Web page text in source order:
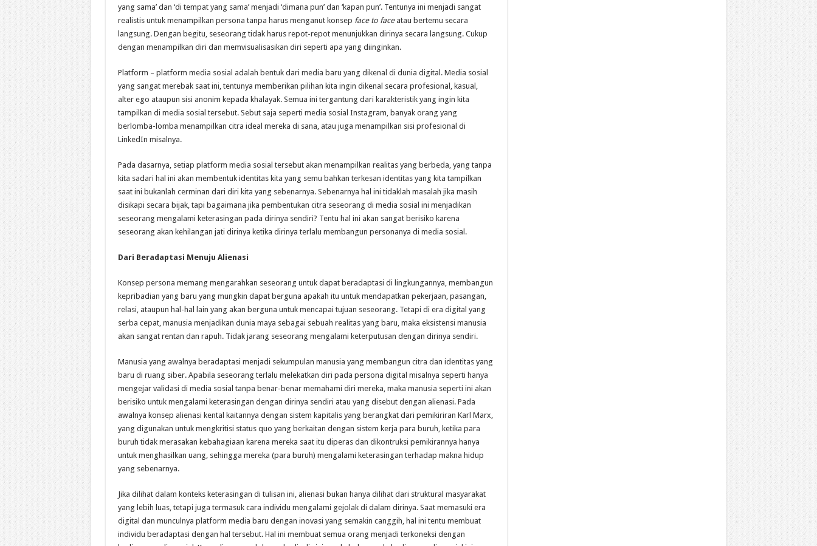
yang sama’ dan ‘di tempat yang sama’ menjadi ‘dimana pun’ dan ‘kapan pun’. Tentunya ini menjadi sangat
realistis untuk menampilkan persona tanpa harus menganut konsep face to faceatau bertemu secara
langsung. Dengan begitu, seseorang tidak harus repot-repot menunjukkan dirinya secara langsung. Cukup
dengan menampilkan diri dan memvisualisasikan diri seperti apa yang diinginkan.
Platform – platform media sosial adalah bentuk dari media baru yang dikenal di dunia digital. Media sosial
yang sangat merebak saat ini, tentunya memberikan pilihan kita ingin dikenal secara profesional, kasual,
alter ego ataupun sisi anonim kepada khalayak. Semua ini tergantung dari karakteristik yang ingin kita
tampilkan di media sosial tersebut. Sebut saja seperti media sosial Instagram, banyak orang yang
berlomba-lomba menampilkan citra ideal mereka di sana, atau juga menampilkan sisi profesional di
LinkedIn misalnya.
Pada dasarnya, setiap platform media sosial tersebut akan menampilkan realitas yang berbeda, yang tanpa
kita sadari hal ini akan membentuk identitas kita yang semu bahkan terkesan identitas yang kita tampilkan
saat ini bukanlah cerminan dari diri kita yang sebenarnya. Sebenarnya hal ini tidaklah masalah jika masih
disikapi secara bijak, tapi bagaimana jika pembentukan citra seseorang di media sosial ini menjadikan
seseorang mengalami keterasingan pada dirinya sendiri? Tentu hal ini akan sangat berisiko karena
seseorang akan kehilangan jati dirinya ketika dirinya terlalu membangun personanya di media sosial.
Dari Beradaptasi Menuju Alienasi
Konsep persona memang mengarahkan seseorang untuk dapat beradaptasi di lingkungannya, membangun
kepribadian yang baru yang mungkin dapat berguna apakah itu untuk mendapatkan pekerjaan, pasangan,
relasi, ataupun hal-hal lain yang akan berguna untuk mencapai tujuan seseorang. Tetapi di era digital yang
serba cepat, manusia menjadikan dunia maya sebagai sebuah realitas yang baru, maka eksistensi manusia
akan sangat rentan dan rapuh. Tidak jarang seseorang mengalami keterputusan dengan dirinya sendiri.
Manusia yang awalnya beradaptasi menjadi sekumpulan manusia yang membangun citra dan identitas yang
baru di ruang siber. Apabila seseorang terlalu melekatkan diri pada persona digital misalnya seperti hanya
mengejar validasi di media sosial tanpa benar-benar memahami diri mereka, maka manusia seperti ini akan
berisiko untuk mengalami keterasingan dengan dirinya sendiri atau yang disebut dengan alienasi. Pada
awalnya konsep alienasi kental kaitannya dengan sistem kapitalis yang berangkat dari pemikiriran Karl Marx,
yang digunakan untuk mengkritisi status quo yang berkaitan dengan sistem kerja para buruh, ketika para
buruh tidak merasakan kebahagiaan karena mereka saat itu diperas dan dikontruksi pemikirannya hanya
untuk menghasilkan uang, sehingga mereka (para buruh) mengalami keterasingan terhadap makna hidup
yang sebenarnya.
Jika dilihat dalam konteks keterasingan di tulisan ini, alienasi bukan hanya dilihat dari struktural masyarakat
yang lebih luas, tetapi juga termasuk cara individu mengalami gejolak di dalam dirinya. Saat memasuki era
digital dan munculnya platform media baru dengan inovasi yang semakin canggih, hal ini tentu membuat
individu beradaptasi dengan hal tersebut. Hal ini membuat semua orang menjadi terkoneksi dengan